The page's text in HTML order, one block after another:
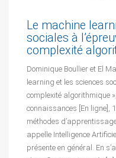
Le machine
sociales à
complexité
Dominique Boullier et El
learning et les sciences
complexité algorithmique
connaissances [En ligne],
méthodes
appelle Intelligence
présente en général. En